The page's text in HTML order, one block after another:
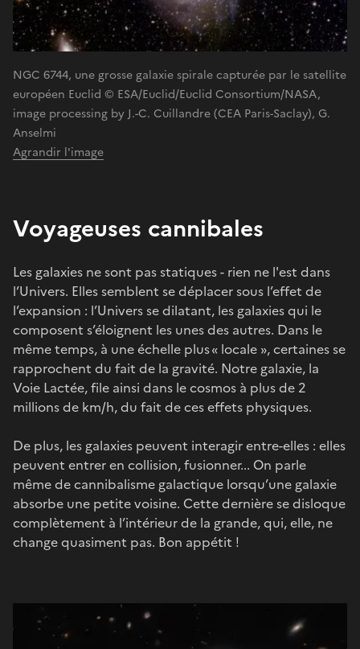
NGC 6744, une grosse galaxie spirale capturée par le satellite
européen Euclid © ESA/Euclid/Euclid Consortium/NASA,
image processing by J.-C. Cuillandre (CEA Paris-Saclay), G.
Anselmi
Agrandir l'image
Voyageuses cannibales
Les galaxies ne sont pas statiques - rien ne l'est dans
l’Univers. Elles semblent se déplacer sous l’effet de
l’expansion : l’Univers se dilatant, les galaxies qui le
composent s’éloignent les unes des autres. Dans le
même temps, à une échelle plus « locale », certaines se
rapprochent du fait de la gravité. Notre galaxie, la
Voie Lactée, file ainsi dans le cosmos à plus de 2
millions de km/h, du fait de ces effets physiques.
De plus, les galaxies peuvent interagir entre-elles : elles
peuvent entrer en collision, fusionner... On parle
même de cannibalisme galactique lorsqu’une galaxie
absorbe une petite voisine. Cette dernière se disloque
complètement à l’intérieur de la grande, qui, elle, ne
change quasiment pas. Bon appétit !